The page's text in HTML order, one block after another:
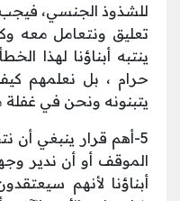
للشذوذ الجنسي،
تعليق ونتعامل معه
ينتبه أبناؤنا لهذا
حرام ، بل نعلمهم
يتبنونه ونحن في غفلة
5-أهم قرار ينبغي
الموقف أو أن ندير
أبناؤنا لأنهم